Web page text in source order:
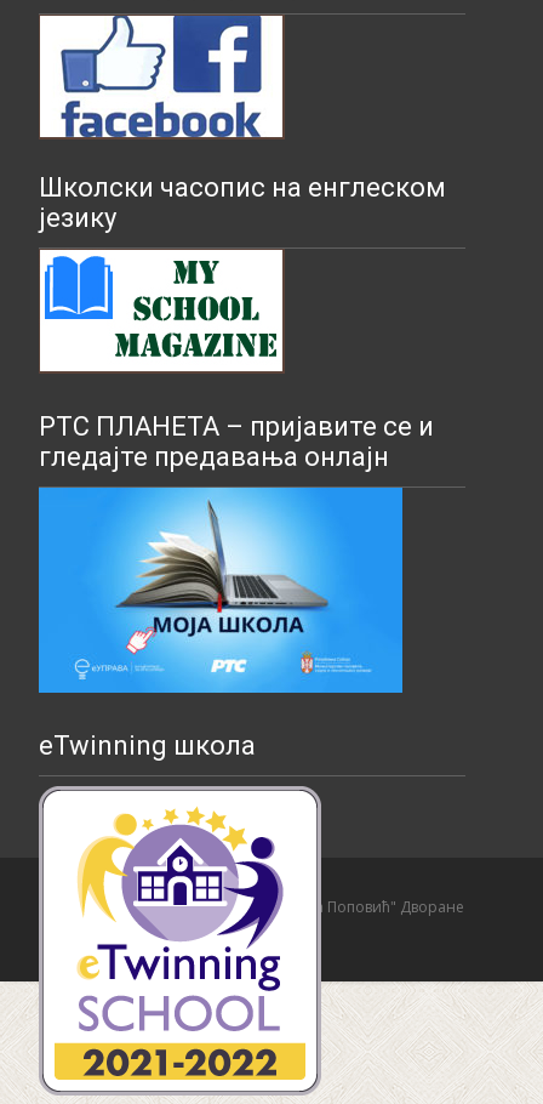
Школски часопис на енглеском
језику
РТС ПЛАНЕТА – пријавите се и
гледајте предавања онлајн
eTwinning школа
Copyright © Основна школа "Страхиња Поповић" Дворане
Izrada sajta i hosting:
Hosting-Srbija